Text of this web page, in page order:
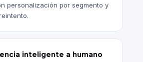
personalización por segmento y
inteligente a humano